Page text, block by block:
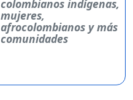
colombianos indígenas,
mujeres,
afrocolombianos y más
comunidades